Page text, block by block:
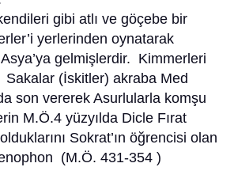
gibi atlı ve göçebe bir
yerlerinden oynatarak
gelmişlerdir. Kimmerleri
(İskitler) akraba Med
son vererek Asurlularla komşu
M.Ö.4 yüzyılda Dicle Fırat
Sokrat’ın öğrencisi olan
(M.Ö. 431-354 )